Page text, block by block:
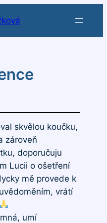
skvělou koučku,
zároveň
doporučuju
Lucii o ošetření
mě provede k
vrátí
umí